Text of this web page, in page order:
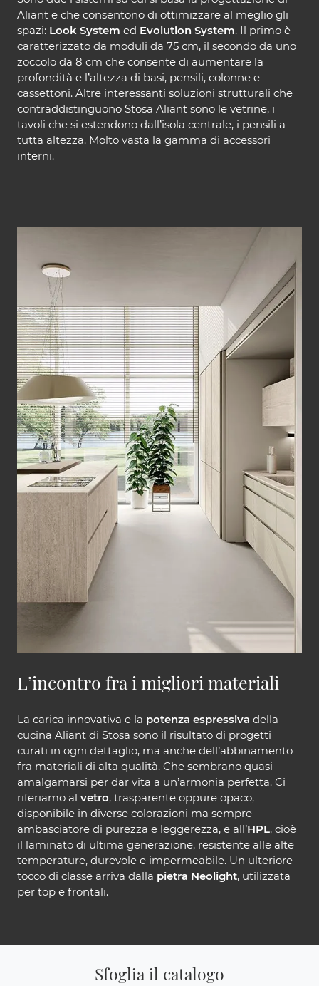
Aliant e che consentono di ottimizzare al meglio gli
spazi: Look System ed Evolution System. Il primo è
caratterizzato da moduli da 75 cm, il secondo da uno
zoccolo da 8 cm che consente di aumentare la
profondità e l’altezza di basi, pensili, colonne e
cassettoni. Altre interessanti soluzioni strutturali che
contraddistinguono Stosa Aliant sono le vetrine, i
tavoli che si estendono dall’isola centrale, i pensili a
tutta altezza. Molto vasta la gamma di accessori
interni.
L’incontro fra i migliori materiali
La carica innovativa e la potenza espressiva della
cucina Aliant di Stosa sono il risultato di progetti
curati in ogni dettaglio, ma anche dell’abbinamento
fra materiali di alta qualità. Che sembrano quasi
amalgamarsi per dar vita a un’armonia perfetta. Ci
riferiamo al vetro, trasparente oppure opaco,
disponibile in diverse colorazioni ma sempre
ambasciatore di purezza e leggerezza, e all’HPL, cioè
il laminato di ultima generazione, resistente alle alte
temperature, durevole e impermeabile. Un ulteriore
tocco di classe arriva dalla pietra Neolight, utilizzata
per top e frontali.
Sfoglia il catalogo